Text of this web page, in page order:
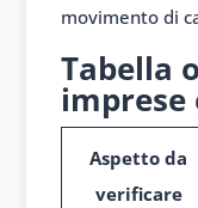
movimento di
Tabella
imprese
Aspetto da
verificare